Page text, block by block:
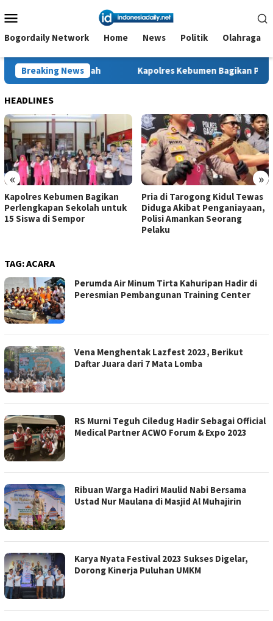
ke
kontenMobile
Bogordaily Network Home News Politik Olahraga
Breaking News
Tanah Kapolres Kebumen Bagikan Perlengkapan
HEADLINES
« »
Kapolres Kebumen Bagikan
Perlengkapan Sekolah untuk
15 Siswa di Sempor
Pria di Tarogong Kidul Tewas
Diduga Akibat Penganiayaan,
Polisi Amankan Seorang
Pelaku
TAG:ACARA
Perumda Air Minum Tirta Kahuripan Hadir di
Peresmian Pembangunan Training Center
Vena Menghentak Lazfest 2023, Berikut
Daftar Juara dari 7 Mata Lomba
RS Murni Teguh Ciledug Hadir Sebagai Official
Medical Partner ACWO Forum & Expo 2023
Ribuan Warga Hadiri Maulid Nabi Bersama
Ustad Nur Maulana di Masjid Al Muhajirin
Karya Nyata Festival 2023 Sukses Digelar,
Dorong Kinerja Puluhan UMKM